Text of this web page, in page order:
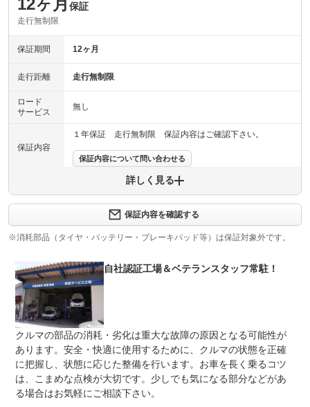
12ヶ月 保証
走行無制限
保証期間 12ヶ月
走行距離 走行無制限
ロード
サービス
無し
保証内容
１年保証 走行無制限 保証内容はご確認下さい。
保証内容について問い合わせる
上限金額
免責金 無し
保証修理
受付先
-
法定整備
整備付 法定12ヶ月または法定24ヶ月点検整備付
※車検なし・車検整備付の場合は法定24ヶ月点検整備付
※商用車は6ヶ月または12ヶ月点検整備付
法定整備
について
認証工場完備で納車時には車両に応じてオイル・エレメン
ト・ワイパーゴムは新品交換します、その他の消耗部品も
点検し交換時期なら交換します。車検も承っております。
どんな些細なことでもご相談ください。
詳しく見る
保証内容を確認する
※消耗部品（タイヤ・バッテリー・ブレーキパッド等）は保証対象外です。
自社認証工場＆ベテランスタッフ常駐！
クルマの部品の消耗・劣化は重大な故障の原因となる可能性が
あります。安全・快適に使用するために、クルマの状態を正確
に把握し、状態に応じた整備を行います。お車を長く乗るコツ
は、こまめな点検が大切です。少しでも気になる部分などがあ
る場合はお気軽にご相談下さい。